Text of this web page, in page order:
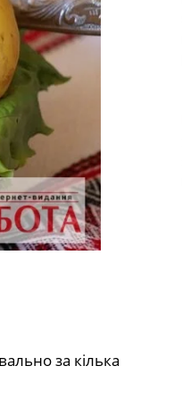
за кілька